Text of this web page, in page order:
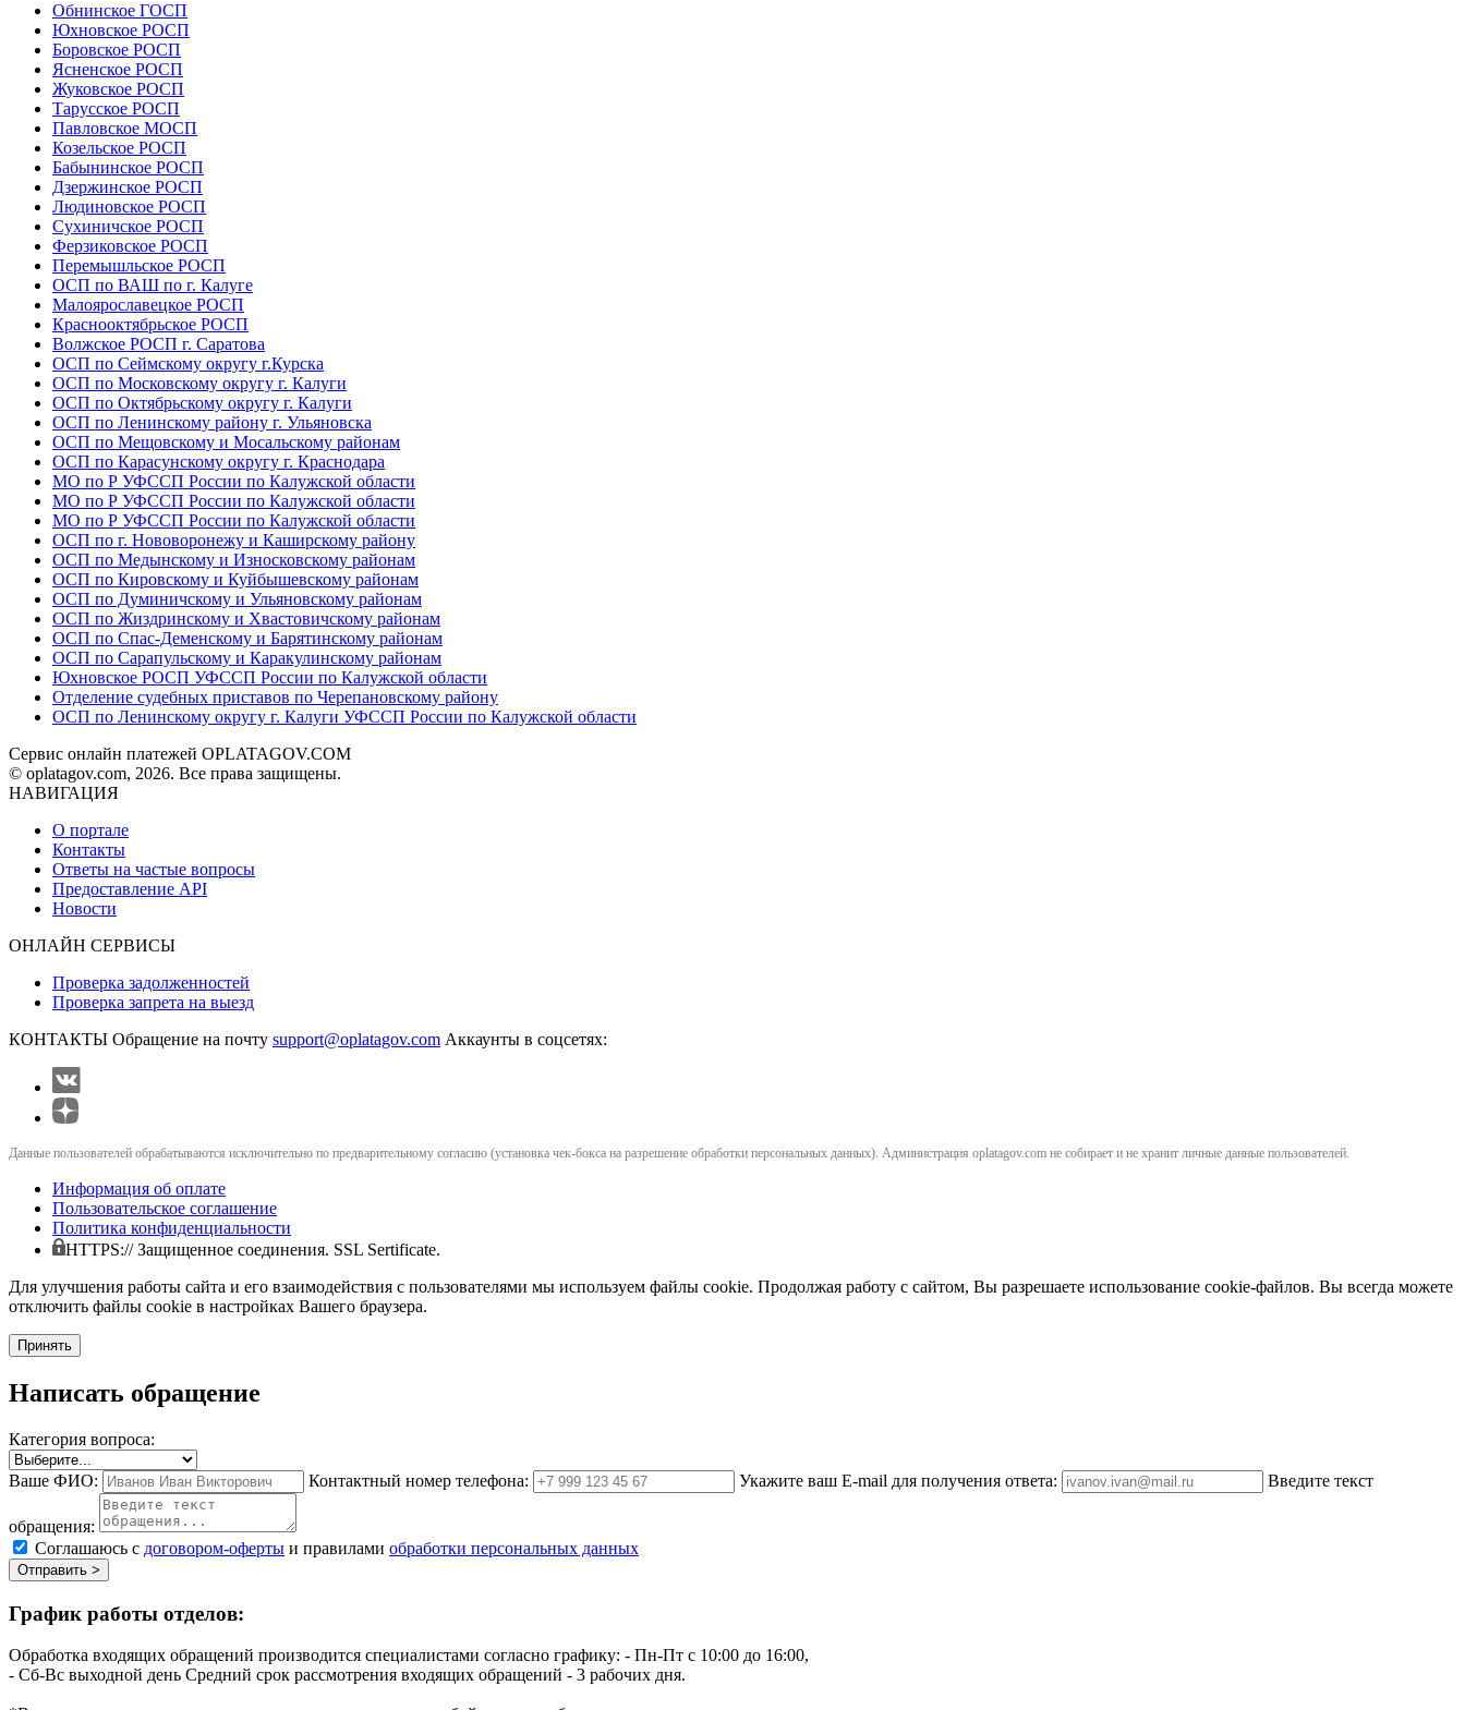
Обнинское ГОСП
Юхновское РОСП
Боровское РОСП
Ясненское РОСП
Жуковское РОСП
Тарусское РОСП
Павловское МОСП
Козельское РОСП
Бабынинское РОСП
Дзержинское РОСП
Людиновское РОСП
Сухиничское РОСП
Ферзиковское РОСП
Перемышльское РОСП
ОСП по ВАШ по г. Калуге
Малоярославецкое РОСП
Краснооктябрьское РОСП
Волжское РОСП г. Саратова
ОСП по Сеймскому округу г.Курска
ОСП по Московскому округу г. Калуги
ОСП по Октябрьскому округу г. Калуги
ОСП по Ленинскому району г. Ульяновска
ОСП по Мещовскому и Мосальскому районам
ОСП по Карасунскому округу г. Краснодара
МО по Р УФССП России по Калужской области
МО по Р УФССП России по Калужской области
МО по Р УФССП России по Калужской области
ОСП по г. Нововоронежу и Каширскому району
ОСП по Медынскому и Износковскому районам
ОСП по Кировскому и Куйбышевскому районам
ОСП по Думиничскому и Ульяновскому районам
ОСП по Жиздринскому и Хвастовичскому районам
ОСП по Спас-Деменскому и Барятинскому районам
ОСП по Сарапульскому и Каракулинскому районам
Юхновское РОСП УФССП России по Калужской области
Отделение судебных приставов по Черепановскому району
ОСП по Ленинскому округу г. Калуги УФССП России по Калужской области
Сервис онлайн платежей OPLATAGOV.COM
© oplatagov.com, 2026. Все права защищены.
НАВИГАЦИЯ
О портале
Контакты
Ответы на частые вопросы
Предоставление API
Новости
ОНЛАЙН СЕРВИСЫ
Проверка задолженностей
Проверка запрета на выезд
КОНТАКТЫ Обращение на почту support@oplatagov.com Аккаунты в соцсетях:
Данные пользователей обрабатываются исключительно по предварительному согласию (установка чек-бокса на разрешение обработки персональных данных). Администрация oplatagov.com не собирает и не хранит личные данные пользователей.
Информация об оплате
Пользовательское соглашение
Политика конфиденциальности
HTTPS:// Защищенное соединения. SSL Sertificate.
Для улучшения работы сайта и его взаимодействия с пользователями мы используем файлы cookie. Продолжая работу с сайтом, Вы разрешаете использование cookie-файлов. Вы всегда можете
отключить файлы cookie в настройках Вашего браузера.
Принять
Написать обращение
Категория вопроса:
Ваше ФИО: Контактный номер телефона: Укажите ваш E-mail для получения ответа: Введите текст
обращения:
Соглашаюсь с договором-оферты и правилами обработки персональных данных
Отправить >
График работы отделов:
Обработка входящих обращений производится специалистами согласно графику: - Пн-Пт с 10:00 до 16:00,
- Сб-Вс выходной день Средний срок рассмотрения входящих обращений - 3 рабочих дня.